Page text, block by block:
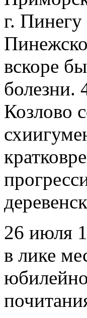
г. Пинегу
вскоре
болезни.
Козлово
26 июля
в лике